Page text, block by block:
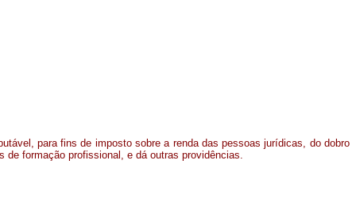
para fins de imposto sobre a renda das pessoas jurídicas, do dobro
de formação profissional, e dá outras providências.